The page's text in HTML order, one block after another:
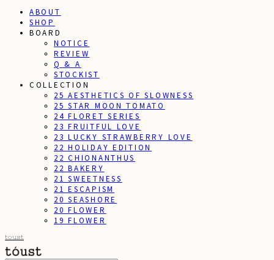
ABOUT
SHOP
BOARD
NOTICE
REVIEW
Q & A
STOCKIST
COLLECTION
25 AESTHETICS OF SLOWNESS
25 STAR MOON TOMATO
24 FLORET SERIES
23 FRUITFUL LOVE
23 LUCKY STRAWBERRY LOVE
22 HOLIDAY EDITION
22 CHIONANTHUS
22 BAKERY
21 SWEETNESS
21 ESCAPISM
20 SEASHORE
20 FLOWER
19 FLOWER
toust